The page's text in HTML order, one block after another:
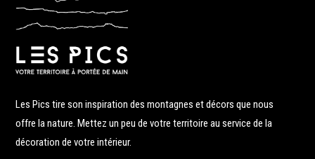
Les Pics tire son inspiration des montagnes et décors que nous
offre la nature. Mettez un peu de votre territoire au service de la
décoration de votre intérieur.